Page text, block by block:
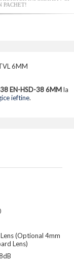
PACHET!
6MM
EN-HSD-38 6MMla
ieftine.
(Optional 4mm
Lens)